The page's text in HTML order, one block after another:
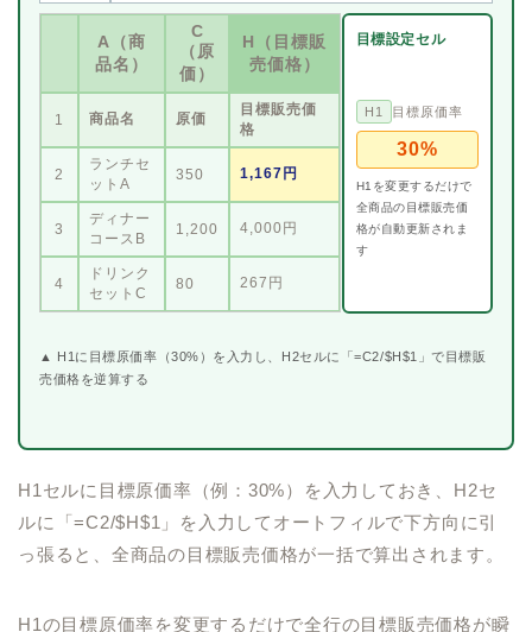
A（商
品名）
C
（原
価）
H（目標販
売価格）
1 商品名 原価
目標販売価
格
2
ランチセ
ットA
350 1,167円
3
ディナー
コースB
1,200 4,000円
4
ドリンク
セットC
80 267円
目標設定セル
H1 目標原価率
30%
H1を変更するだけで
全商品の目標販売価
格が自動更新されま
す
▲ H1に目標原価率（30%）を入力し、H2セルに「=C2/$H$1」で目標販
売価格を逆算する
H1セルに目標原価率（例：30%）を入力しておき、H2セ
ルに「=C2/$H$1」を入力してオートフィルで下方向に引
っ張ると、全商品の目標販売価格が一括で算出されます。
H1の目標原価率を変更するだけで全行の目標販売価格が瞬